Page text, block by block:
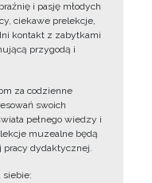
i pasję młodych
ciekawe prelekcje,
kontakt z zabytkami
przygodą i
za codzienne
swoich
pełnego wiedzy i
muzealne będą
pracy dydaktycznej.
siebie: